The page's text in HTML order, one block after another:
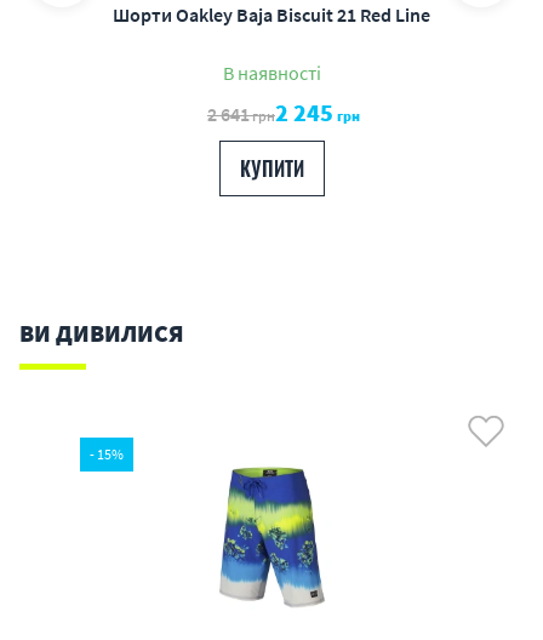
Шорти Oakley Baja Biscuit 21 Red Line
В наявності
2 641грн2 245 грн
КУПИТИ
ВИ ДИВИЛИСЯ
- 15%